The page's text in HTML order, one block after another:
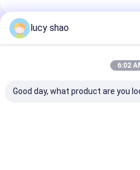
Geadviseerde Producten
lucy shao
6:02
Good day, what product are you